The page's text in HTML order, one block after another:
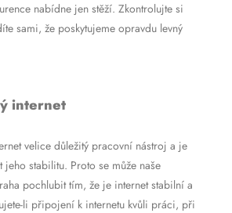
nabídne jen stěží. Zkontrolujte si
sami, že poskytujeme opravdu levný
internet
velice důležitý pracovní nástroj a je
jeho stabilitu. Proto se může naše
pochlubit tím, že je internet stabilní a
li připojení k internetu kvůli práci, při